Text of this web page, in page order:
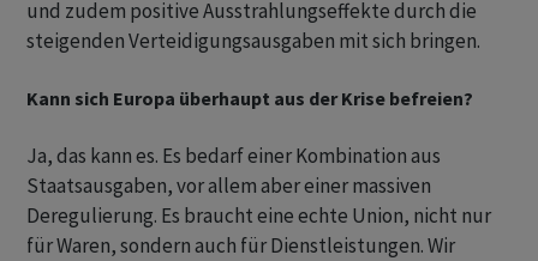
und zudem positive Ausstrahlungseffekte durch die
steigenden Verteidigungsausgaben mit sich bringen.
Kann sich Europa überhaupt aus der Krise befreien?
Ja, das kann es. Es bedarf einer Kombination aus
Staatsausgaben, vor allem aber einer massiven
Deregulierung. Es braucht eine echte Union, nicht nur
für Waren, sondern auch für Dienstleistungen. Wir